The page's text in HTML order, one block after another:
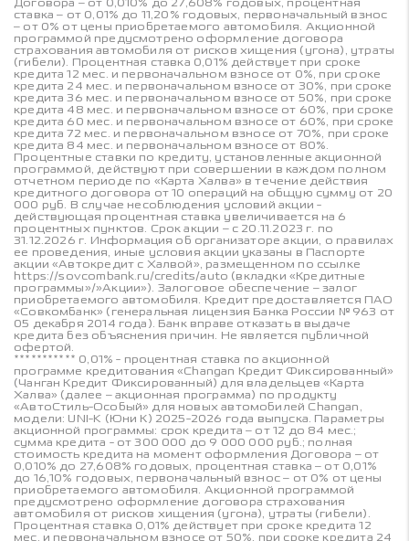
ставка – от 0,01% до 11,20% годовых, первоначальный взнос
– от 0% от цены приобретаемого автомобиля. Акционной
программой предусмотрено оформление договора
страхования автомобиля от рисков хищения (угона), утраты
(гибели). Процентная ставка 0,01% действует при сроке
кредита 12 мес. и первоначальном взносе от 0%, при сроке
кредита 24 мес. и первоначальном взносе от 30%, при сроке
кредита 36 мес. и первоначальном взносе от 50%, при сроке
кредита 48 мес. и первоначальном взносе от 60%, при сроке
кредита 60 мес. и первоначальном взносе от 60%, при сроке
кредита 72 мес. и первоначальном взносе от 70%, при сроке
кредита 84 мес. и первоначальном взносе от 80%.
Процентные ставки по кредиту, установленные акционной
программой, действуют при совершении в каждом полном
отчетном периоде по «Карта Халва» в течение действия
кредитного договора от 10 операций на общую сумму от 20
000 руб. В случае несоблюдения условий акции -
действующая процентная ставка увеличивается на 6
процентных пунктов. Срок акции – с 20.11.2023 г. по
31.12.2026 г. Информация об организаторе акции, о правилах
ее проведения, иные условия акции указаны в Паспорте
акции «Автокредит с Халвой», размещенном по ссылке
https://sovcombank.ru/credits/auto (вкладки «Кредитные
программы»/»Акции»). Залоговое обеспечение – залог
приобретаемого автомобиля. Кредит предоставляется ПАО
«Совкомбанк» (генеральная лицензия Банка России № 963 от
05 декабря 2014 года). Банк вправе отказать в выдаче
кредита без объяснения причин. Не является публичной
офертой.
*********** 0,01% - процентная ставка по акционной
программе кредитования «Changan Кредит Фиксированный»
(Чанган Кредит Фиксированный) для владельцев «Карта
Халва» (далее – акционная программа) по продукту
«АвтоСтиль-Особый» для новых автомобилей Changan,
модели: UNI-K (Юни К) 2025-2026 года выпуска. Параметры
акционной программы: срок кредита – от 12 до 84 мес.;
сумма кредита - от 300 000 до 9 000 000 руб.; полная
стоимость кредита на момент оформления Договора – от
0,010% до 27,608% годовых, процентная ставка – от 0,01%
до 16,10% годовых, первоначальный взнос – от 0% от цены
приобретаемого автомобиля. Акционной программой
предусмотрено оформление договора страхования
автомобиля от рисков хищения (угона), утраты (гибели).
Процентная ставка 0,01% действует при сроке кредита 12
мес. и первоначальном взносе от 50%, при сроке кредита 24